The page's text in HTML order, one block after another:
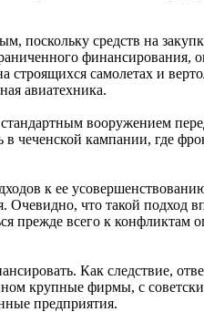
поскольку средств на
финансирования,
самолетах и
авиатехника.
стандартным вооружением
чеченской кампании, где
к ее
Очевидно, что такой подход
прежде всего к конфликтам
Как следствие,
крупные фирмы, с
предприятия.